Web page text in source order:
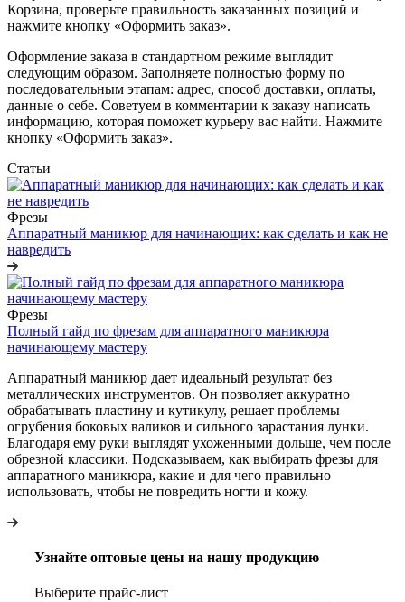
Корзина, проверьте правильность заказанных позиций и
нажмите кнопку «Оформить заказ».
Оформление заказа в стандартном режиме выглядит
следующим образом. Заполняете полностью форму по
последовательным этапам: адрес, способ доставки, оплаты,
данные о себе. Советуем в комментарии к заказу написать
информацию, которая поможет курьеру вас найти. Нажмите
кнопку «Оформить заказ».
Статьи
Фрезы
Аппаратный маникюр для начинающих: как сделать и как не
навредить
Фрезы
Полный гайд по фрезам для аппаратного маникюра
начинающему мастеру
Аппаратный маникюр дает идеальный результат без
металлических инструментов. Он позволяет аккуратно
обрабатывать пластину и кутикулу, решает проблемы
огрубения боковых валиков и сильного зарастания лунки.
Благодаря ему руки выглядят ухоженными дольше, чем после
обрезной классики. Подсказываем, как выбирать фрезы для
аппаратного маникюра, какие и для чего правильно
использовать, чтобы не повредить ногти и кожу.
Узнайте оптовые цены на нашу продукцию
Выберите прайс-лист